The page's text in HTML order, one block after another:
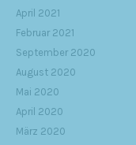
April 2021
Februar 2021
September 2020
August 2020
Mai 2020
April 2020
März 2020